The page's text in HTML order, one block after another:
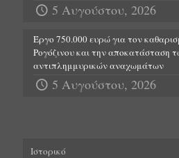
5 Αυγούστου, 2026
Έργο 750.000 ευρώ για τον
Ρογόζινου και την αποκατάσταση
αντιπλημμυρικών αναχωμάτων
5 Αυγούστου, 2026
Ιστορικό